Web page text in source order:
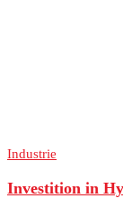
Industrie
Investition in